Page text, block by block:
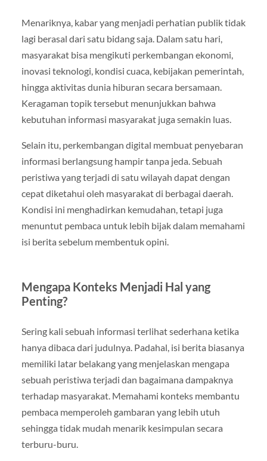
Menariknya, kabar yang menjadi perhatian publik tidak
lagi berasal dari satu bidang saja. Dalam satu hari,
masyarakat bisa mengikuti perkembangan ekonomi,
inovasi teknologi, kondisi cuaca, kebijakan pemerintah,
hingga aktivitas dunia hiburan secara bersamaan.
Keragaman topik tersebut menunjukkan bahwa
kebutuhan informasi masyarakat juga semakin luas.
Selain itu, perkembangan digital membuat penyebaran
informasi berlangsung hampir tanpa jeda. Sebuah
peristiwa yang terjadi di satu wilayah dapat dengan
cepat diketahui oleh masyarakat di berbagai daerah.
Kondisi ini menghadirkan kemudahan, tetapi juga
menuntut pembaca untuk lebih bijak dalam memahami
isi berita sebelum membentuk opini.
Mengapa Konteks Menjadi Hal yang
Penting?
Sering kali sebuah informasi terlihat sederhana ketika
hanya dibaca dari judulnya. Padahal, isi berita biasanya
memiliki latar belakang yang menjelaskan mengapa
sebuah peristiwa terjadi dan bagaimana dampaknya
terhadap masyarakat. Memahami konteks membantu
pembaca memperoleh gambaran yang lebih utuh
sehingga tidak mudah menarik kesimpulan secara
terburu-buru.